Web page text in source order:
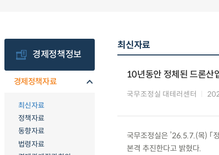
경제정책정보
경제정책자료
최신자료
정책자료
동향자료
법령자료
최신자료
10년동안 정체된 드론산
국무조정실 대테러센터
국무조정실은 ’26.5.7.(목) 「
본격 추진한다고 밝혔다.